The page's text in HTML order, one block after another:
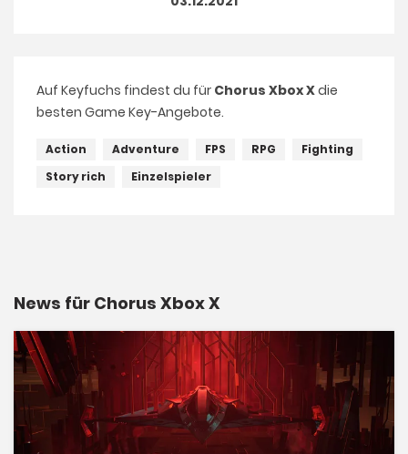
Auf Keyfuchs findest du für Chorus Xbox Xdie
besten Game Key-Angebote.
Action Adventure FPS RPG
Fighting
Story rich
Einzelspieler
News für Chorus Xbox X